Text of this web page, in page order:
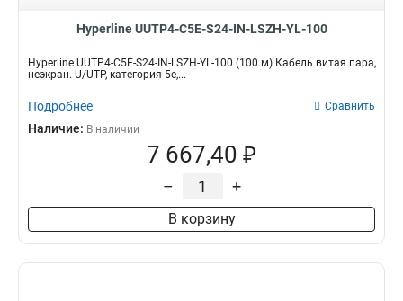
Hyperline UUTP4-C5E-S24-IN-LSZH-YL-100
Hyperline UUTP4-C5E-S24-IN-LSZH-YL-100 (100 м) Кабель витая пара,
неэкран. U/UTP, категория 5e,...
Подробнее Сравнить
Наличие: В наличии
7 667,40 ₽
– +
В корзину